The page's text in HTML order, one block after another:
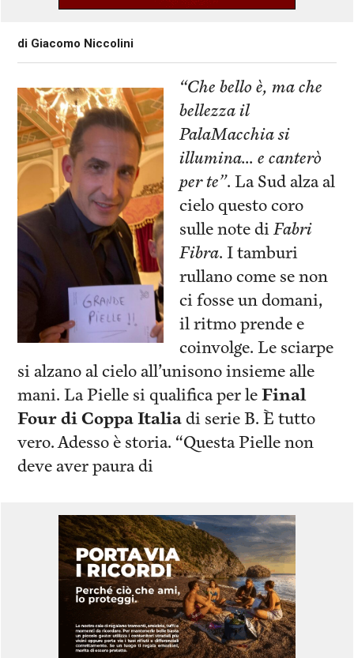
di Giacomo Niccolini
“Che bello è, ma che
bellezza il
PalaMacchia si
illumina… e canterò
per te”. La Sud alza al
cielo questo coro
sulle note diFabri
Fibra. I tamburi
rullano come se non
ci fosse un domani,
il ritmo prende e
coinvolge. Le sciarpe
si alzano al cielo all’unisono insieme alle
mani. La Pielle si qualifica per leFinal
Four di Coppa Italiadi serie B. È tutto
vero. Adesso è storia. “Questa Pielle non
deve aver paura di